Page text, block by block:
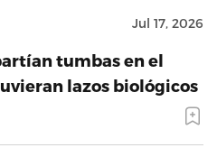
Jul 17, 2026
tumbas en el
lazos biológicos